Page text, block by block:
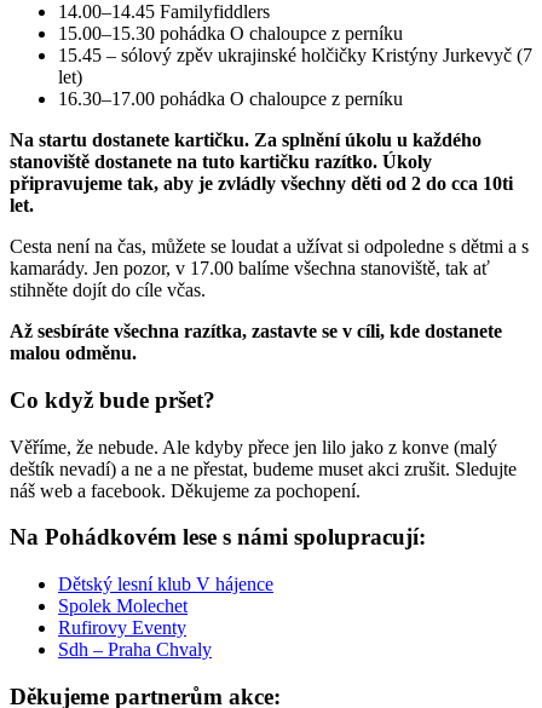
14.00–14.45 Familyfiddlers
15.00–15.30 pohádka O chaloupce z perníku
15.45 – sólový zpěv ukrajinské holčičky Kristýny Jurkevyč (7
let)
16.30–17.00 pohádka O chaloupce z perníku
Na startu dostanete kartičku. Za splnění úkolu u každého
stanoviště dostanete na tuto kartičku razítko. Úkoly
připravujeme tak, aby je zvládly všechny děti od 2 do cca 10ti
let.
Cesta není na čas, můžete se loudat a užívat si odpoledne s dětmi a s
kamarády. Jen pozor, v 17.00 balíme všechna stanoviště, tak ať
stihněte dojít do cíle včas.
Až sesbíráte všechna razítka, zastavte se v cíli, kde dostanete
malou odměnu.
Co když bude pršet?
Věříme, že nebude. Ale kdyby přece jen lilo jako z konve (malý
deštík nevadí) a ne a ne přestat, budeme muset akci zrušit. Sledujte
náš web a facebook. Děkujeme za pochopení.
Na Pohádkovém lese s námi spolupracují:
Dětský lesní klub V hájence
Spolek Molechet
Rufirovy Eventy
Sdh – Praha Chvaly
Děkujeme partnerům akce: